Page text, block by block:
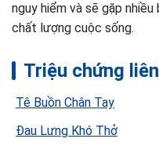
nguy hiểm và sẽ gặp
chất lượng cuộc sống.
Triệu chứng
Tê Buồn Chân Tay
Đau Lưng Khó Thở